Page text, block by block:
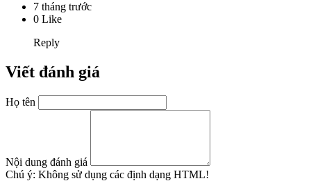
7 tháng trước
0 Like
Reply
Viết đánh giá
Họ tên
Nội dung đánh giá
Chú ý: Không sử dụng các định dạng HTML!